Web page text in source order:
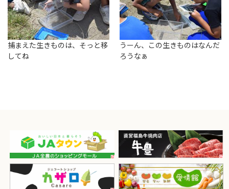
捕まえた生きものは、そっと移
してね
うーん、この生きものはなんだ
ろうなぁ